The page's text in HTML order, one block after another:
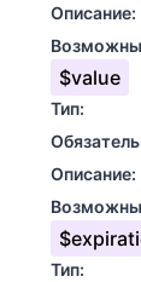
Описание:
$value
Тип:
Описание:
Тип: